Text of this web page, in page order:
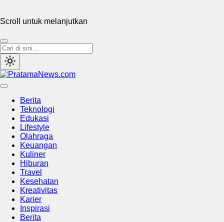
Scroll untuk melanjutkan
Berita
Teknologi
Edukasi
Lifestyle
Olahraga
Keuangan
Kuliner
Hiburan
Travel
Kesehatan
Kreativitas
Karier
Inspirasi
Berita